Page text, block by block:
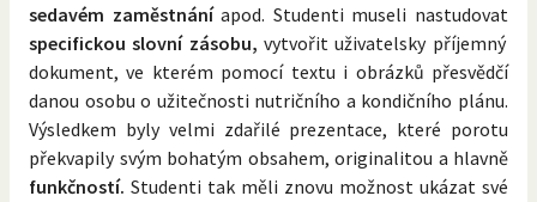
sedavém zaměstnáníapod. Studenti museli nastudovat
specifickou slovní zásobu, vytvořit uživatelsky příjemný
dokument, ve kterém pomocí textu i obrázků přesvědčí
danou osobu o užitečnosti nutričního a kondičního plánu.
Výsledkem byly velmi zdařilé prezentace, které porotu
překvapily svým bohatým obsahem, originalitou a hlavně
funkčností. Studenti tak měli znovu možnost ukázat své